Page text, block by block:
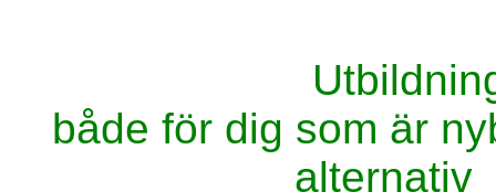
både för dig som är